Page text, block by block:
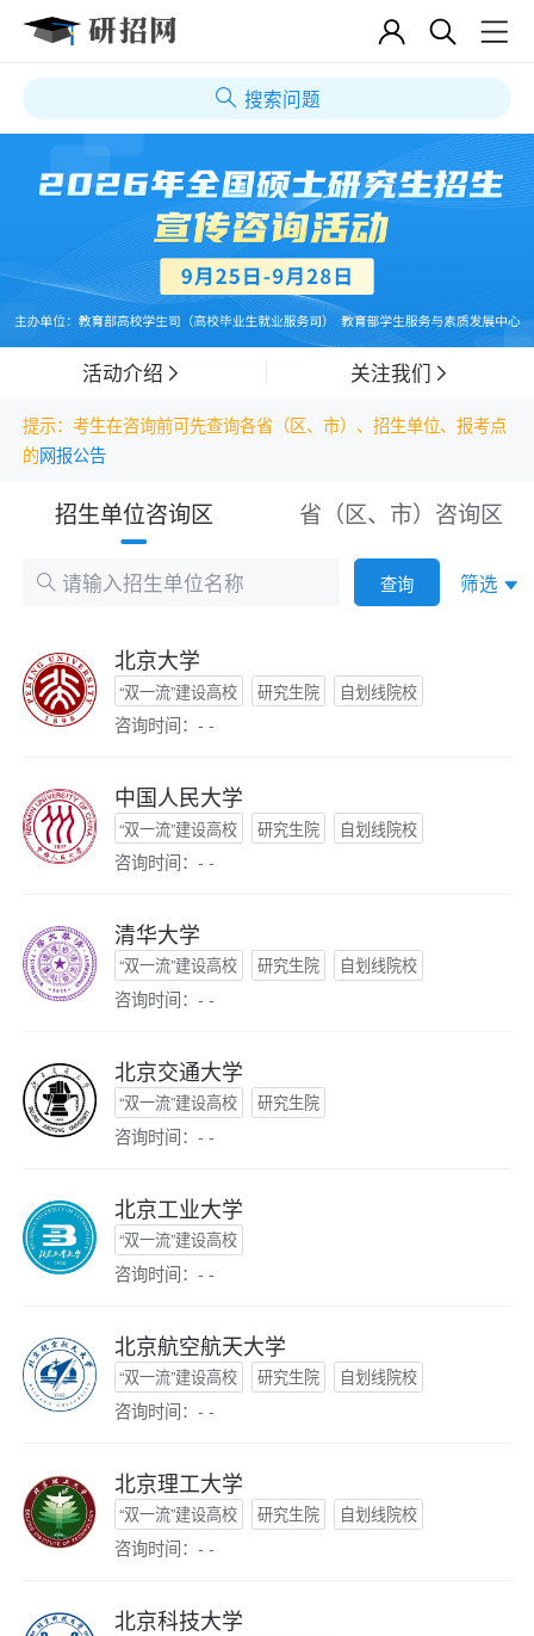
搜索问题
活动介绍 关注我们
提示：考生在咨询前可先查询各省（区、市）、招生单位、报考点
的网报公告
招生单位咨询区 省（区、市）咨询区
查询 筛选
北京大学
“双一流”建设高校 研究生院 自划线院校
咨询时间：- -
中国人民大学
“双一流”建设高校 研究生院 自划线院校
咨询时间：- -
清华大学
“双一流”建设高校 研究生院 自划线院校
咨询时间：- -
北京交通大学
“双一流”建设高校 研究生院
咨询时间：- -
北京工业大学
“双一流”建设高校
咨询时间：- -
北京航空航天大学
“双一流”建设高校 研究生院 自划线院校
咨询时间：- -
北京理工大学
“双一流”建设高校 研究生院 自划线院校
咨询时间：- -
北京科技大学